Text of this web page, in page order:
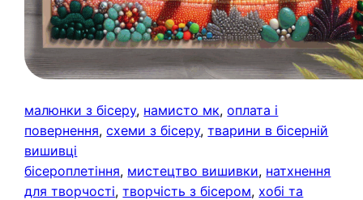
малюнки з бісеру, намисто мк, оплата і
повернення, схеми з бісеру, тварини в бісерній
вишивці
бісероплетіння, мистецтво вишивки, натхнення
для творчості, творчість з бісером, хобі та